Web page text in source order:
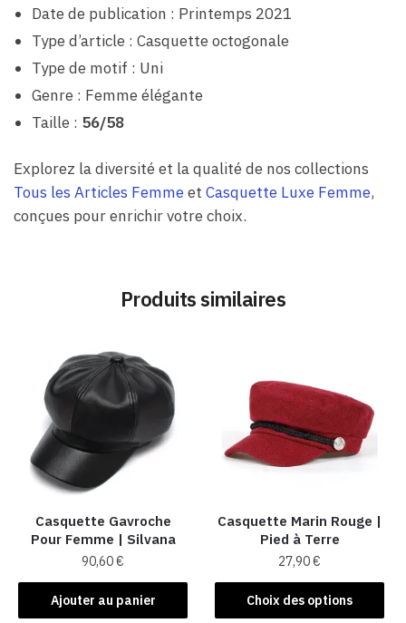
Date de publication : Printemps 2021
Type d’article : Casquette octogonale
Type de motif : Uni
Genre : Femme élégante
Taille : 56/58
Explorez la diversité et la qualité de nos collections
Tous les Articles Femmeet Casquette Luxe Femme,
conçues pour enrichir votre choix.
Produits similaires
Casquette Gavroche
Pour Femme​ | Silvana
90,60€
Ajouter au panier
Casquette Marin Rouge |
Pied à Terre
27,90€
Choix des options
Ce
produit